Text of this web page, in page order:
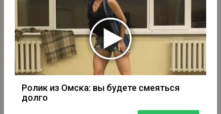
Ролик из Омска: вы будете смеяться
долго